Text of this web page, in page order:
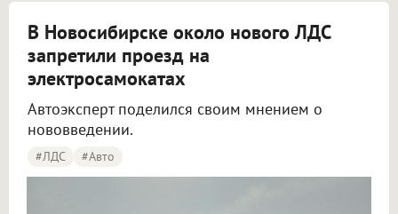
В Новосибирске около нового ЛДС
запретили проезд на
электросамокатах
Автоэксперт поделился своим мнением о
нововведении.
#ЛДС #Авто